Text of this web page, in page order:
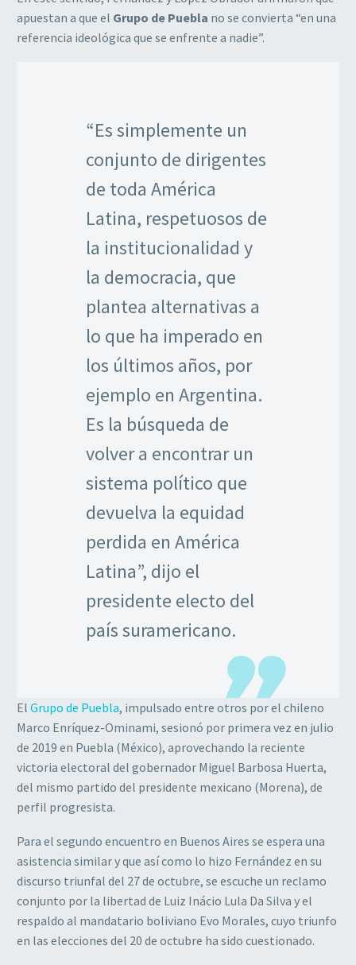
apuestan a que el Grupo de Puebla no se convierta “en una
referencia ideológica que se enfrente a nadie”.
“Es simplemente un
conjunto de dirigentes
de toda América
Latina, respetuosos de
la institucionalidad y
la democracia, que
plantea alternativas a
lo que ha imperado en
los últimos años, por
ejemplo en Argentina.
Es la búsqueda de
volver a encontrar un
sistema político que
devuelva la equidad
perdida en América
Latina”, dijo el
presidente electo del
país suramericano.
El Grupo de Puebla, impulsado entre otros por el chileno
Marco Enríquez-Ominami, sesionó por primera vez en julio
de 2019 en Puebla (México), aprovechando la reciente
victoria electoral del gobernador Miguel Barbosa Huerta,
del mismo partido del presidente mexicano (Morena), de
perfil progresista.
Para el segundo encuentro en Buenos Aires se espera una
asistencia similar y que así como lo hizo Fernández en su
discurso triunfal del 27 de octubre, se escuche un reclamo
conjunto por la libertad de Luiz Inácio Lula Da Silva y el
respaldo al mandatario boliviano Evo Morales, cuyo triunfo
en las elecciones del 20 de octubre ha sido cuestionado.